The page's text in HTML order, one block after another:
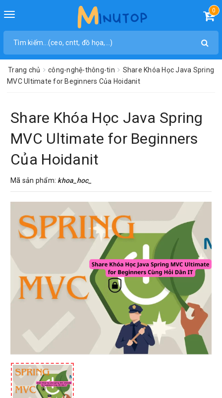
Toggle
0
Trang chủ công-nghệ-thông-tin
Share Khóa Học Java Spring
MVC Ultimate for Beginners Của Hoidanit
Share Khóa Học Java Spring
MVC Ultimate for Beginners
Của Hoidanit
Mã sản phẩm: khoa_hoc_